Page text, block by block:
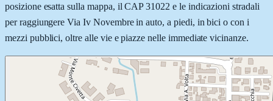
posizione esatta sulla mappa, il CAP 31022 e le indicazioni stradali
per raggiungere Via Iv Novembre in auto, a piedi, in bici o con i
mezzi pubblici, oltre alle vie e piazze nelle immediate vicinanze.